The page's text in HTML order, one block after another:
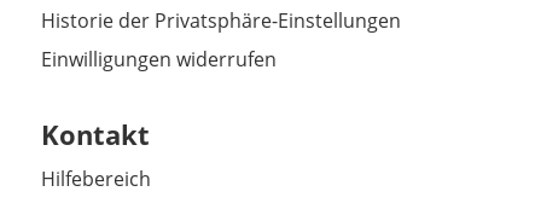
Historie der Privatsphäre-Einstellungen
Einwilligungen widerrufen
Kontakt
Hilfebereich